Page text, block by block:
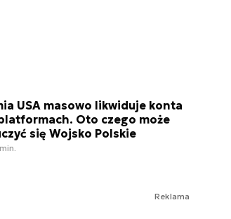
USA masowo likwiduje konta
Oto czego może
się Wojsko Polskie
Reklama